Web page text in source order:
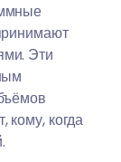
Эти
когда